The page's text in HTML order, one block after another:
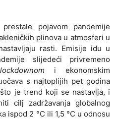
pojavom pandemije
plinova u atmosferi u
rasti. Emisije idu u
slijedeći privremeno
lockdownom i ekonomskim
s najtoplijih pet godina
je trend koji se nastavlja, i
cilj zadržavanja globalnog
ispod 2 °C ili 1,5 °C u odnosu